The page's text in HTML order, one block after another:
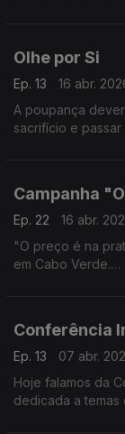
Olhe por Si
Ep. 13
16 abr.
A poupança deverá deixar de ser encarada como um
sacrifício e passar
Campanha
Ep. 22
16 abr.
"O preço é na
em Cabo Verde.
Conferência
Ep. 13
07 abr.
Hoje falamos da
dedicada a temas